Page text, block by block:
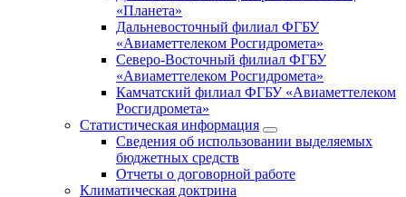
«Планета»
Дальневосточный филиал ФГБУ
«Авиаметтелеком Росгидромета»
Северо-Восточный филиал ФГБУ
«Авиаметтелеком Росгидромета»
Камчатский филиал ФГБУ «Авиаметтелеком
Росгидромета»
Статистическая информация
Сведения об использовании выделяемых
бюджетных средств
Отчеты о договорной работе
Климатическая доктрина